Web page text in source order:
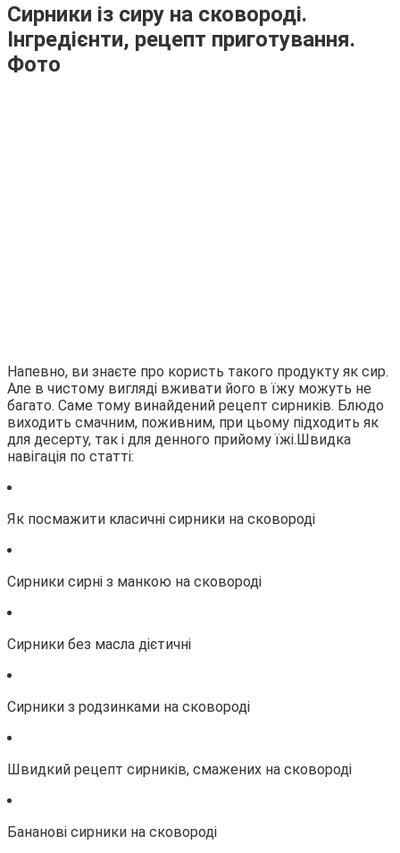
Сирники із сиру на сковороді.
Інгредієнти, рецепт приготування.
Фото
Напевно, ви знаєте про користь такого продукту як сир.
Але в чистому вигляді вживати його в їжу можуть не
багато. Саме тому винайдений рецепт сирників. Блюдо
виходить смачним, поживним, при цьому підходить як
для десерту, так і для денного прийому їжі.Швидка
навігація по статті:
Як посмажити класичні сирники на сковороді
Сирники сирні з манкою на сковороді
Сирники без масла дієтичні
Сирники з родзинками на сковороді
Швидкий рецепт сирників, смажених на сковороді
Бананові сирники на сковороді